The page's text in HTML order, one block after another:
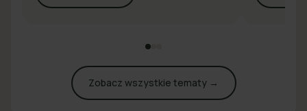
Zobacz wszystkie tematy →